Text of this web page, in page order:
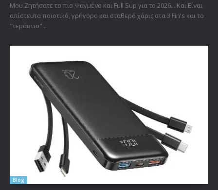
Μου Ζητήσατε το πιο Ψαγμένο και Full Sup για το 2026... Και Είναι
απίστευτα ποιοτικό, γρήγορο και σταθερό χάρις στα 3 Fin's και το
"τεράστιο"...
Blog